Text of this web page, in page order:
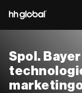
Spol.